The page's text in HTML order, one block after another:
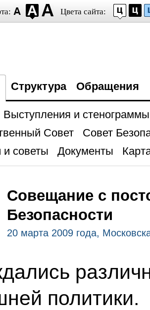
Цвета сайта:
Структура Обращения
Выступления и стенограммы
Совет
Совет
и советы
Документы
Совещание с
Безопасности
20 марта 2009 года,
политики.